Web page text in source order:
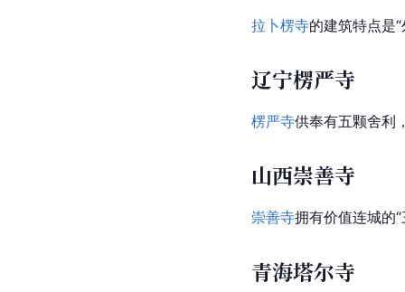
拉卜楞寺的建筑特点是
辽宁楞严寺
楞严寺供奉有五颗舍利
山西崇善寺
崇善寺拥有价值连城的
青海塔尔寺